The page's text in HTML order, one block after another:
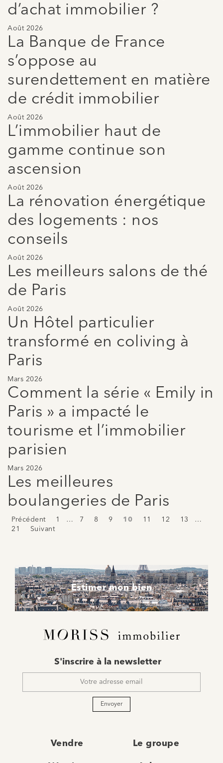
d’achat immobilier ?
Août 2026
La Banque de France
s’oppose au
surendettement en matière
de crédit immobilier
Août 2026
L’immobilier haut de
gamme continue son
ascension
Août 2026
La rénovation énergétique
des logements : nos
conseils
Août 2026
Les meilleurs salons de thé
de Paris
Août 2026
Un Hôtel particulier
transformé en coliving à
Paris
Mars 2026
Comment la série « Emily in
Paris » a impacté le
tourisme et l’immobilier
parisien
Mars 2026
Les meilleures
boulangeries de Paris
Précédent 1 … 7 8 9 10 11 12 13
…
21
Suivant
Estimer mon bien
mail
S'inscrire à la newsletter
Envoyer
Vendre Le groupe